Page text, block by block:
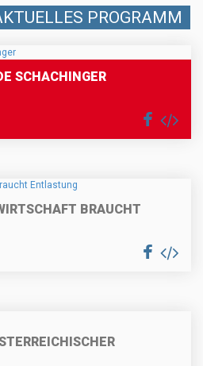
PROGRAMM
SCHACHINGER
BRAUCHT